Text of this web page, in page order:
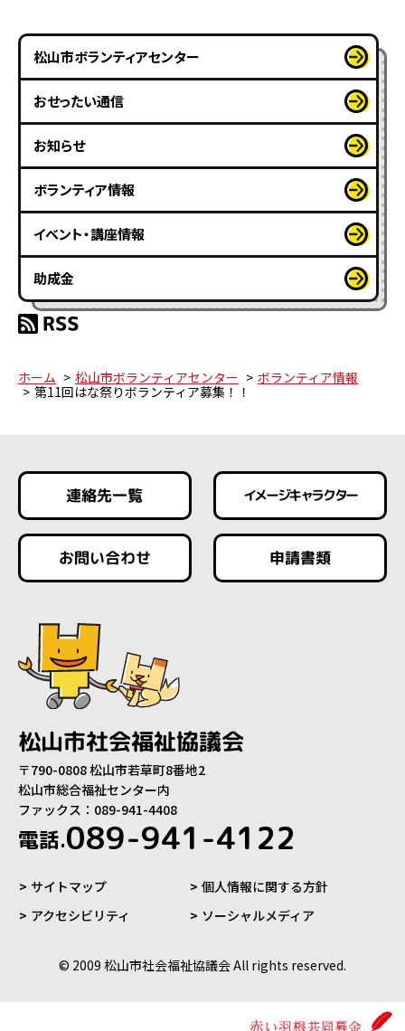
松山市ボランティアセンター
おせったい通信
お知らせ
ボランティア情報
イベント・講座情報
助成金
ホーム 松山市ボランティアセンター
ボランティア情報
第11回はな祭りボランティア募集！！
連絡先一覧 イメージキャラクター
お問い合わせ 申請書類
松山市社会福祉協議会
〒790-0808 松山市若草町8番地2
松山市総合福祉センター内
ファックス：089-941-4408
電話.089-941-4122
サイトマップ
個人情報に関する方針
アクセシビリティ
ソーシャルメディア
© 2009 松山市社会福祉協議会 All rights reserved.